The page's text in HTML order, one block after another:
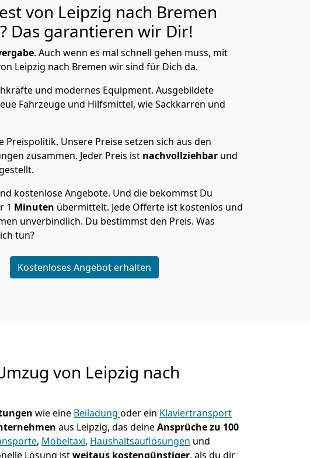
von Leipzig nach Bremen
Das garantieren wir Dir!
. Auch wenn es mal schnell gehen muss, mit
Leipzig nach Bremen wir sind für Dich da.
und modernes Equipment. Ausgebildete
Fahrzeuge und Hilfsmittel, wie Sackkarren und
Preispolitik. Unsere Preise setzen sich aus den
zusammen. Jeder Preis ist nachvollziehbar und
kostenlose Angebote. Und die bekommst Du
1 Minuten übermittelt. Jede Offerte ist kostenlos und
unverbindlich. Du bestimmst den Preis. Was
tun?
Kostenloses Angebot erhalten
von Leipzig nach
wie eine Beiladung oder ein Klaviertransport
aus Leipzig, das deineAnsprüche zu 100
, Möbeltaxi, Haushaltsauflösungen und
Lösung istweitaus kostengünstiger, als du dir